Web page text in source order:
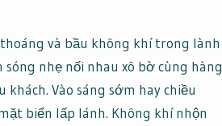
và bầu không khí trong lành
nhẹ nối nhau xô bờ cùng hàng
Vào sáng sớm hay chiều
biển lấp lánh. Không khí nhộn